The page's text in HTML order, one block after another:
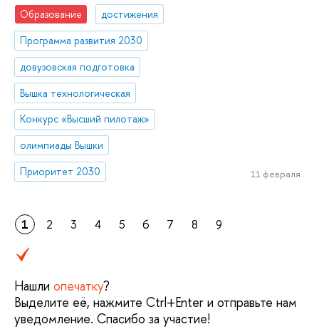
Образование
достижения
Программа развития 2030
довузовская подготовка
Вышка технологическая
Конкурс «Высший пилотаж»
олимпиады Вышки
Приоритет 2030
11 февраля
1 2 3 4 5 6 7 8 9
Нашли опечатку?
Выделите её, нажмите Ctrl+Enter и отправьте нам
уведомление. Спасибо за участие!